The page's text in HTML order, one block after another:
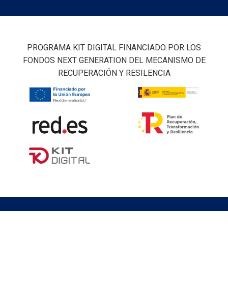
PROGRAMA KIT DIGITAL FINANCIADO POR LOS
FONDOS NEXT GENERATION DEL MECANISMO DE
RECUPERACIÓN Y RESILENCIA